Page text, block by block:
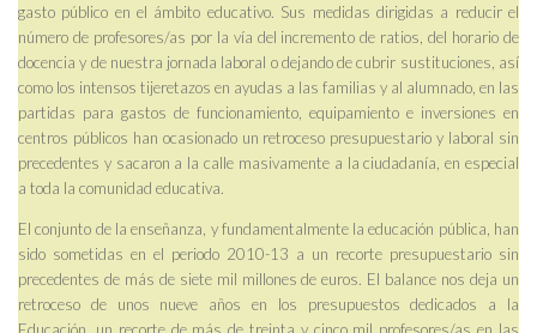
gasto público en el ámbito educativo. Sus medidas dirigidas a reducir el
número de profesores/as por la vía del incremento de ratios, del horario de
docencia y de nuestra jornada laboral o dejando de cubrir sustituciones, así
como los intensos tijeretazos en ayudas a las familias y al alumnado, en las
partidas para gastos de funcionamiento, equipamiento e inversiones en
centros públicos han ocasionado un retroceso presupuestario y laboral sin
precedentes y sacaron a la calle masivamente a la ciudadanía, en especial
a toda la comunidad educativa.
El conjunto de la enseñanza, y fundamentalmente la educación pública, han
sido sometidas en el periodo 2010-13 a un recorte presupuestario sin
precedentes de más de siete mil millones de euros. El balance nos deja un
retroceso de unos nueve años en los presupuestos dedicados a la